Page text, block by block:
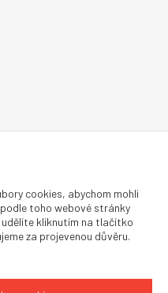
cookies, abychom mohli
toho webové stránky
udělíte kliknutím na tlačítko
za projevenou důvěru.